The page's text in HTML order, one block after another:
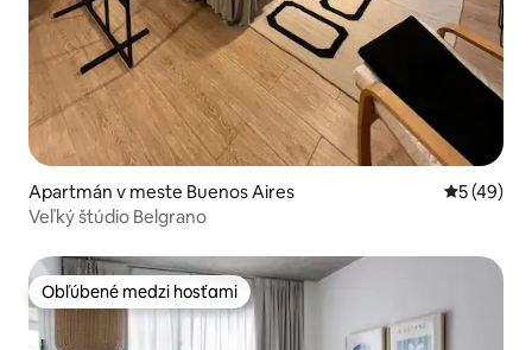
Apartmán v meste Buenos Aires
5 (49)
Veľký štúdio Belgrano
Obľúbené medzi hosťami
Obľúbené medzi hosťami